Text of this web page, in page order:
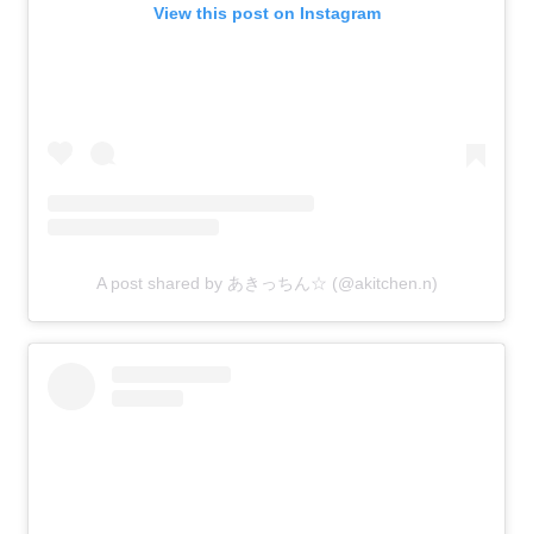
View this post on Instagram
A post shared by あきっちん☆ (@akitchen.n)